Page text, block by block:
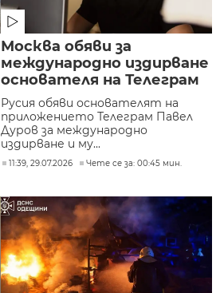
Москва обяви за
международно издирване
основателя на Телеграм
Русия обяви основателят на
приложението Телеграм Павел
Дуров за международно
издирване и му...
11:39, 29.07.2026 Чете се за: 00:45 мин.